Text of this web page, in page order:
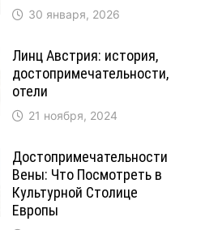
30 января, 2026
Линц Австрия: история,
достопримечательности,
отели
21 ноября, 2024
Достопримечательности
Вены: Что Посмотреть в
Культурной Столице
Европы